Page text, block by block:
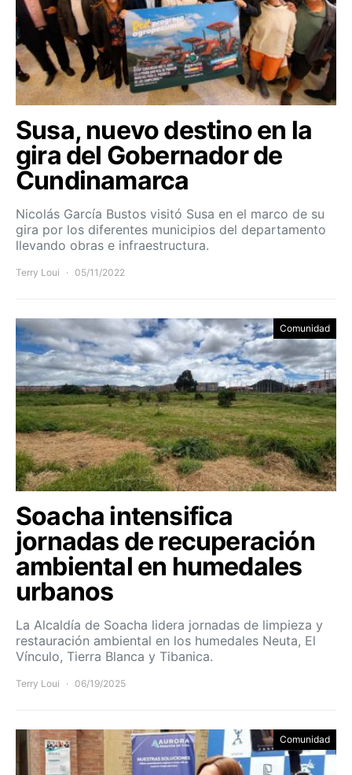
Susa, nuevo destino en la
gira del Gobernador de
Cundinamarca
Nicolás García Bustos visitó Susa en el marco de su
gira por los diferentes municipios del departamento
llevando obras e infraestructura.
Terry Loui 05/11/2022
Comunidad
Soacha intensifica
jornadas de recuperación
ambiental en humedales
urbanos
La Alcaldía de Soacha lidera jornadas de limpieza y
restauración ambiental en los humedales Neuta, El
Vínculo, Tierra Blanca y Tibanica.
Terry Loui 06/19/2025
Comunidad